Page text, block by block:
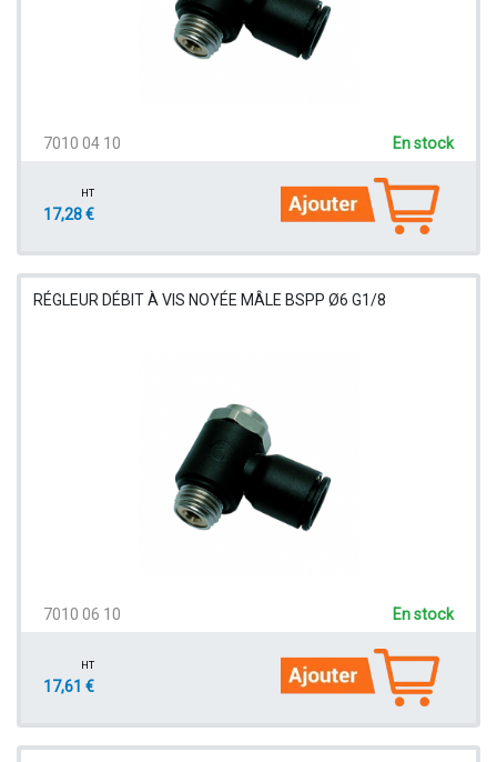
7010 04 10 En stock
HT
17,28 €
RÉGLEUR DÉBIT À VIS NOYÉE MÂLE BSPP Ø6 G1/8
7010 06 10 En stock
HT
17,61 €